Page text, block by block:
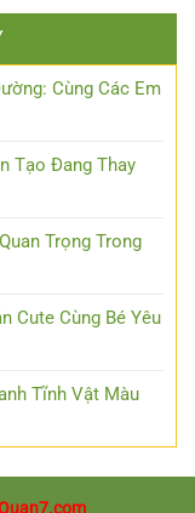
Cùng Các Em
Tạo Đang Thay
Trọng Trong
Cute Cùng Bé Yêu
Tĩnh Vật Màu